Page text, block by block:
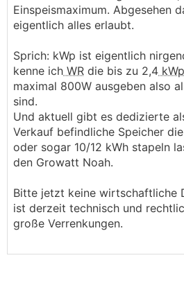
Einspeismaximum. Abgesehen
eigentlich alles erlaubt.
Sprich: kWp ist eigentlich
kenne ich WR die bis zu 2,4 kWp
maximal 800W ausgeben also
sind.
Und aktuell gibt es dedizierte
Verkauf befindliche Speicher
oder sogar 10/12 kWh stapeln
den Growatt Noah.
Bitte jetzt keine wirtschaftliche
ist derzeit technisch und
große Verrenkungen.